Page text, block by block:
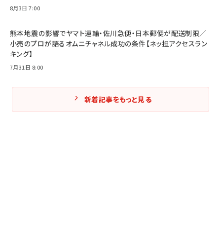
8月3日 7:00
熊本地震の影響でヤマト運輸・佐川急便・日本郵便が配送制限／
小売のプロが語るオムニチャネル成功の条件【ネッ担アクセスラン
キング】
7月31日 8:00
新着記事をもっと見る